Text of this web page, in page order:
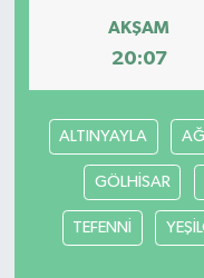
AKŞAM
20:07
ALTINYAYLA
GÖLHİSAR
TEFENNİ